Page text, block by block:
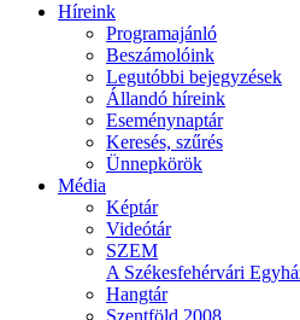
Híreink
Programajánló
Beszámolóink
Legutóbbi bejegyzések
Állandó híreink
Eseménynaptár
Keresés, szűrés
Ünnepkörök
Média
Képtár
Videótár
SZEM
A Székesfehérvári
Hangtár
Szentföld 2008